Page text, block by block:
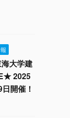
大学建
2025
開催！